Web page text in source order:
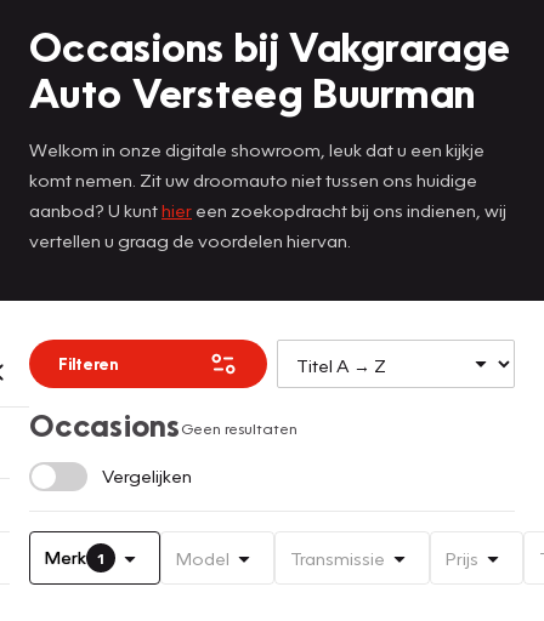
Occasions bij Vakgrarage
Auto Versteeg Buurman
Welkom in onze digitale showroom, leuk dat u een kijkje
komt nemen. Zit uw droomauto niet tussen ons huidige
aanbod? U kunthier een zoekopdracht bij ons indienen, wij
vertellen u graag de voordelen hiervan.
Filteren
OccasionsGeen resultaten
Vergelijken
Merk 1 Model Transmissie Prijs